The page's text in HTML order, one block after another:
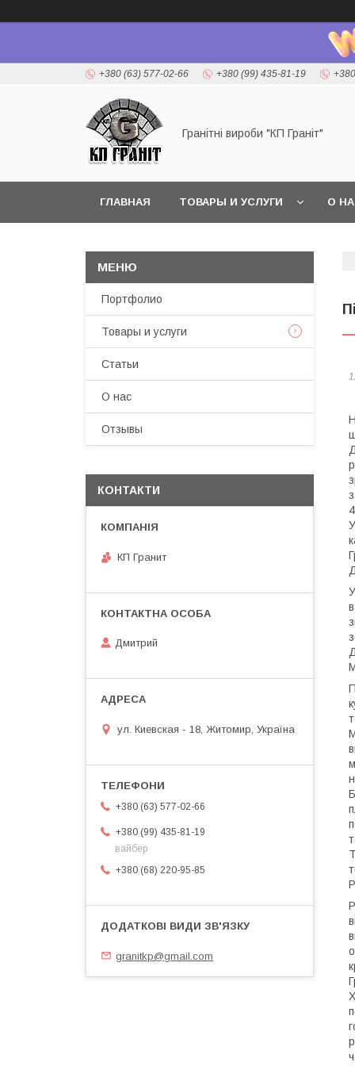
+380 (63) 577-02-66 +380 (99) 435-81-19
Гранітні вироби "КП Граніт"
ГЛАВНАЯ ТОВАРЫ И УСЛУГИ О
Портфолио
Товары и услуги
Статьи
О нас
Отзывы
КОНТАКТИ
КП Гранит
Дмитрий
ул. Киевская - 18, Житомир, Україна
+380 (63) 577-02-66
+380 (99) 435-81-19
вайбер
+380 (68) 220-95-85
granitkp@gmail.com